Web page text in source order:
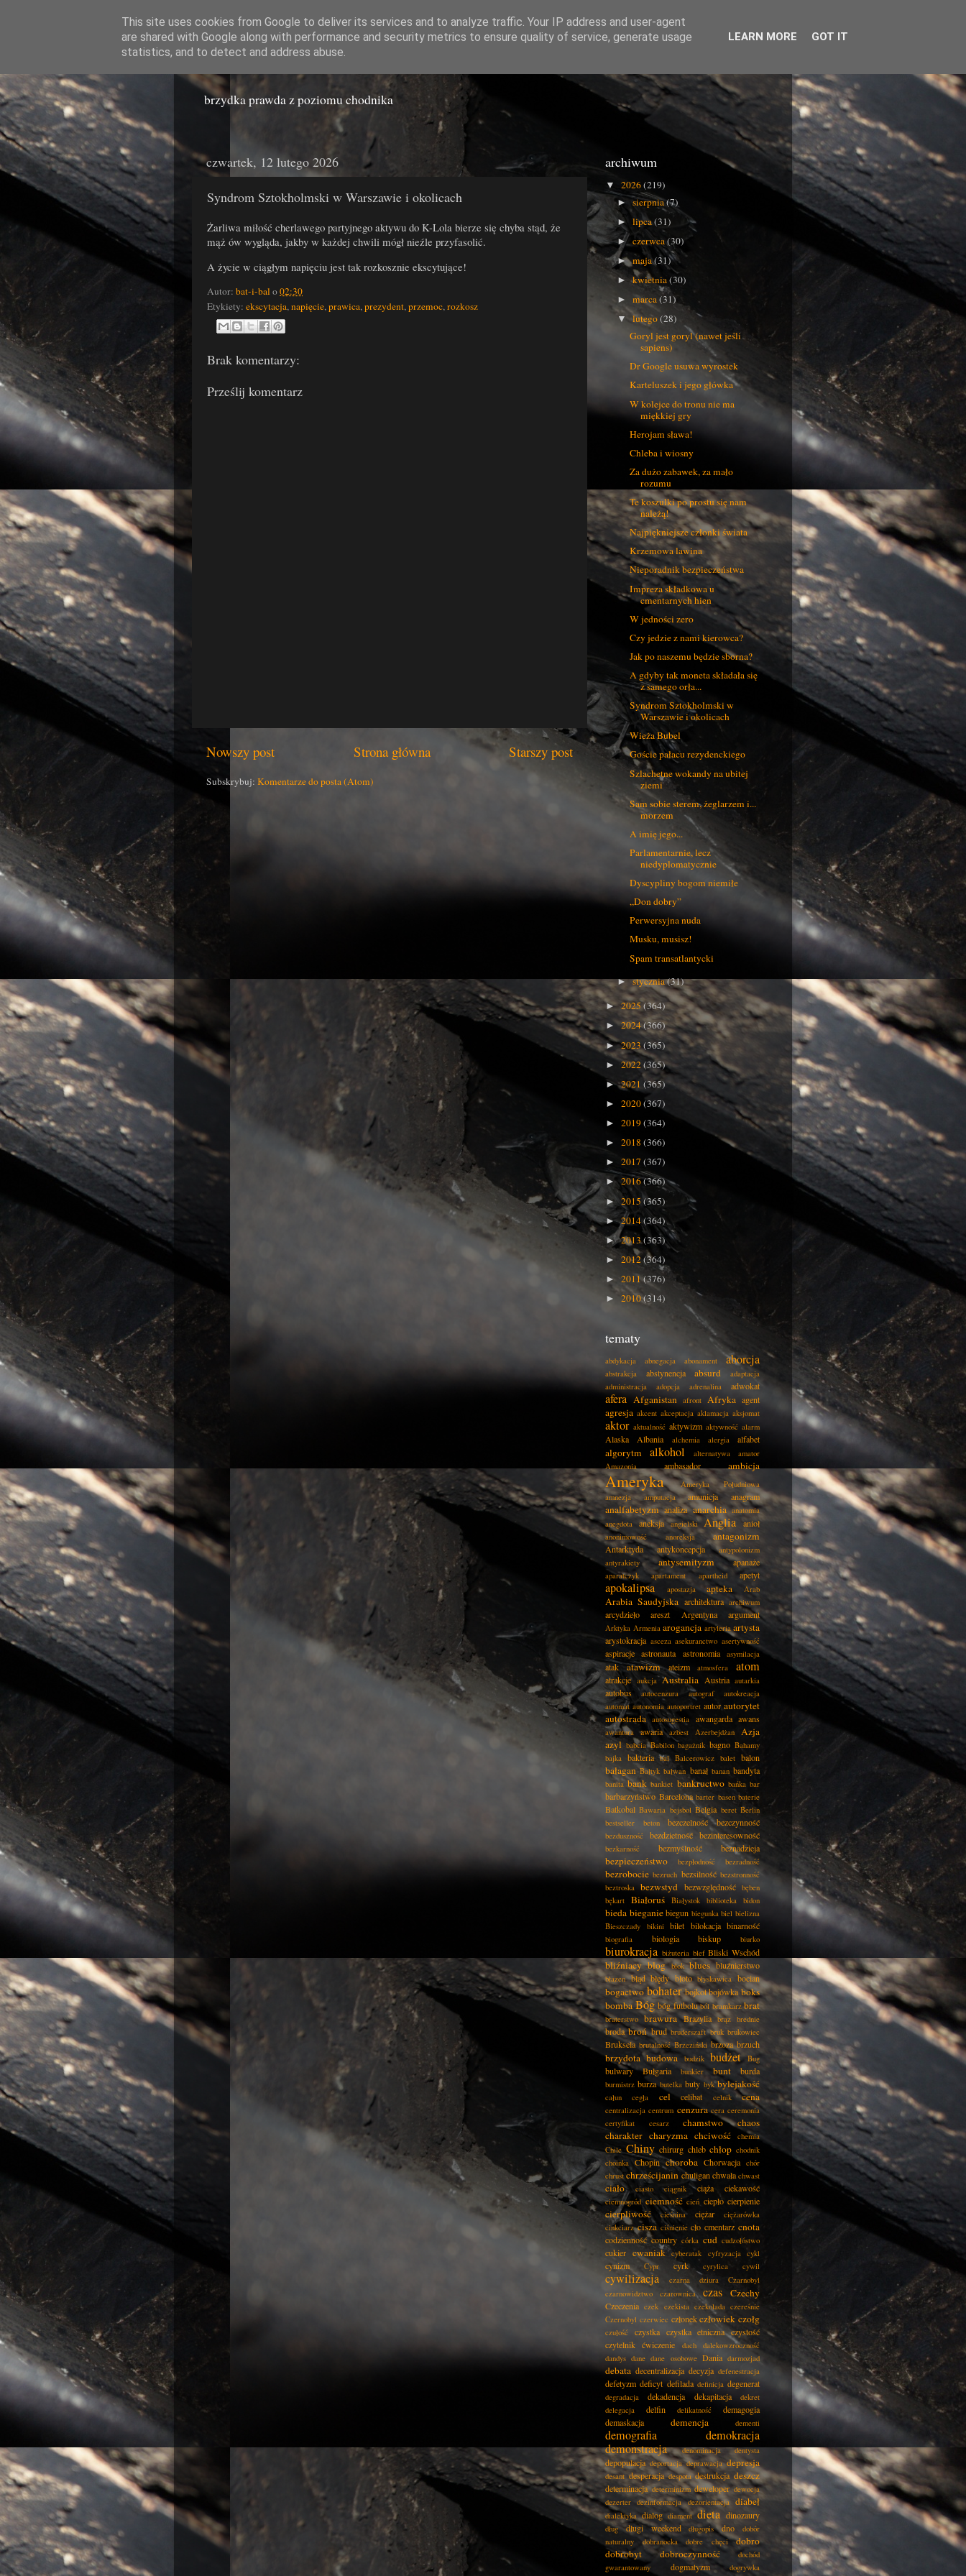
Miasto Gówna
brzydka prawda z poziomu chodnika
czwartek, 12 lutego 2026
Syndrom Sztokholmski w Warszawie i okolicach
Żarliwa miłość cherlawego partyjnego aktywu do K-Lola bierze się chyba stąd, że
mąż ów wygląda, jakby w każdej chwili mógł nieźle przyfasolić.
A życie w ciągłym napięciu jest tak rozkosznie ekscytujące!
Autor: bat-i-balo02:30
Etykiety: ekscytacja,napięcie,prawica,prezydent,przemoc,rozkosz
Brak komentarzy:
Prześlij komentarz
Nowszy post Starszy post
Strona główna
Subskrybuj: Komentarze do posta (Atom)
archiwum
▼ 2026(219)
►sierpnia(7)
►lipca(31)
►czerwca(30)
►maja(31)
►kwietnia(30)
►marca(31)
▼lutego(28)
Goryl jest goryl (nawet jeśli
sapiens)
Dr Google usuwa wyrostek
Karteluszek i jego główka
W kolejce do tronu nie ma
miękkiej gry
Herojam sława!
Chleba i wiosny
Za dużo zabawek, za mało
rozumu
Te koszulki po prostu się nam
należą!
Najpiękniejsze członki świata
Krzemowa lawina
Nieporadnik bezpieczeństwa
Impreza składkowa u
cmentarnych hien
W jedności zero
Czy jedzie z nami kierowca?
Jak po naszemu będzie sborna?
A gdyby tak moneta składała się
z samego orła...
Syndrom Sztokholmski w
Warszawie i okolicach
Wieża Bubel
Goście pałacu rezydenckiego
Szlachetne wokandy na ubitej
ziemi
Sam sobie sterem, żeglarzem i...
morzem
A imię jego...
Parlamentarnie, lecz
niedyplomatycznie
Dyscypliny bogom niemiłe
„Don dobry”
Perwersyjna nuda
Musku, musisz!
Spam transatlantycki
►stycznia(31)
► 2025(364)
►2024(366)
►2023 (365)
►2022(365)
►2021 (365)
► 2020(367)
► 2019(364)
► 2018 (366)
► 2017 (367)
► 2016(366)
► 2015(365)
►2014(364)
►2013(363)
► 2012(364)
► 2011(376)
► 2010(314)
tematy
abdykacja abnegacja abonament aborcja
abstrakcja abstynencja absurd
adaptacja
administracja
adopcja adrenalina adwokat
afera Afganistan afront Afryka agent
agresja akcent akceptacja aklamacja aksjomat
aktor aktualność aktywizm aktywność alarm
Alaska Albania alchemia alergia alfabet
algorytm alkohol alternatywa
amator
Amazonia
ambasador ambicja
Ameryka
Ameryka Południowa
amnezja
amputacja amunicja anagram
analfabetyzm analiza anarchia anatomia
anegdota
aneksja angielski Anglia anioł
anonimowość anoreksja antagonizm
Antarktyda antykoncepcja
antypolonizm
antyrakiety
antysemityzm apanaże
aparatczyk apartament apartheid apetyt
apokalipsa apostazja apteka Arab
Arabia Saudyjska architektura archiwum
arcydzieło areszt Argentyna argument
Arktyka Armenia arogancja artyleria artysta
arystokracja asceza asekuranctwo asertywność
aspiracje astronauta astronomia asymilacja
atak atawizm ateizm atmosfera atom
atrakcje aukcja Australia Austria autarkia
autobus autocenzura autograf
autokreacja
automat autonomia autoportret autor autorytet
autostrada
autosugestia awangarda awans
awantura awaria azbest Azerbejdżan
Azja
azyl babcia Babilon bagażnik bagno Bahamy
bajka
bakteria bal Balcerowicz balet balon
bałagan Bałtyk bałwan banał banan bandyta
banita bank bankiet bankructwo bańka bar
barbarzyństwo Barcelona barter basen baterie
Batkobal Bawaria bejsbol Belgia beret Berlin
bestseller
beton bezczelność bezczynność
bezduszność bezdzietność bezinteresowność
bezkarność bezmyślność beznadzieja
bezpieczeństwo bezpłodność bezradność
bezrobocie bezruch bezsilność bezstronność
beztroska
bezwstyd bezwzględność bęben
bękart
Białoruś Białystok biblioteka bidon
bieda bieganie biegun biegunka biel bielizna
Bieszczady
bikini bilet bilokacja binarność
biografia biologia biskup biurko
biurokracja biżuteria blef Bliski Wschód
bliźniacy blog blok blues bluźnierstwo
błazen błąd błędy błoto błyskawica bocian
bogactwo bohater bojkot bojówka boks
bombaBóg bóg futbolu ból bramkarz brat
braterstwo brawura Brazylia brąz brednie
broda broń brud bruderszaft bruk brukowiec
Bruksela brutalność Brzeziński brzoza brzuch
brzydota budowa budzik budżet Bug
bulwary Bułgaria bunkier bunt burda
burmistrz burza butelka buty byk bylejakość
całun cegła cel celibat celnik cena
centralizacja centrum cenzura cera ceremonia
certyfikat
cesarz chamstwo
chaos
charakter charyzma chciwość
chemia
Chile Chiny chirurg chleb chłop chodnik
choinka
Chopin choroba Chorwacja chór
chrust chrześcijanin chuligan chwała chwast
ciało ciasto ciągnik ciąża ciekawość
ciemnogród ciemność cień ciepło cierpienie
cierpliwość cieśnina ciężar
ciężarówka
cinkciarz cisza ciśnienie cło cmentarz cnota
codzienność country córka cud cudzołóstwo
cukier cwaniak cyberatak cyfryzacja cykl
cynizm Cypr cyrk cyrylica cywil
cywilizacja czarna dziura
Czarnobyl
czarnowidztwo
czarownica czas Czechy
Czeczenia czek czekista czekolada czereśnie
Czernobyl czerwiec członek człowiek czołg
czułość czystka czystka etniczna czystość
czytelnik ćwiczenie dach
dalekowzroczność
dandys dane dane osobowe Dania darmozjad
debata decentralizacja decyzja defenestracja
defetyzm deficyt defilada definicja degenerat
degradacja dekadencja dekapitacja
dekret
delegacja
delfin delikatność
demagogia
demaskacja
demencja dementi
demografia
demokracja
demonstracja
denominacja dentysta
depopulacja deportacja deprawacja depresja
desant desperacja despota destrukcja deszcz
determinacja determinizm deweloper dewocja
dezerter dezinformacja dezorientacja diabeł
dialektyka dialog diament dieta dinozaury
dług długi weekend długopis dno
dobór
naturalny
dobranocka dobre chęci
dobro
dobrobyt
dobroczynność
dochód
gwarantowany
dogmatyzm dogrywka
This site uses cookies from Google to deliver its services and to analyze traffic. Your IP address and user-agent
are shared with Google along with performance and security metrics to ensure quality of service, generate usage
statistics, and to detect and address abuse.
LEARN MORE GOT IT